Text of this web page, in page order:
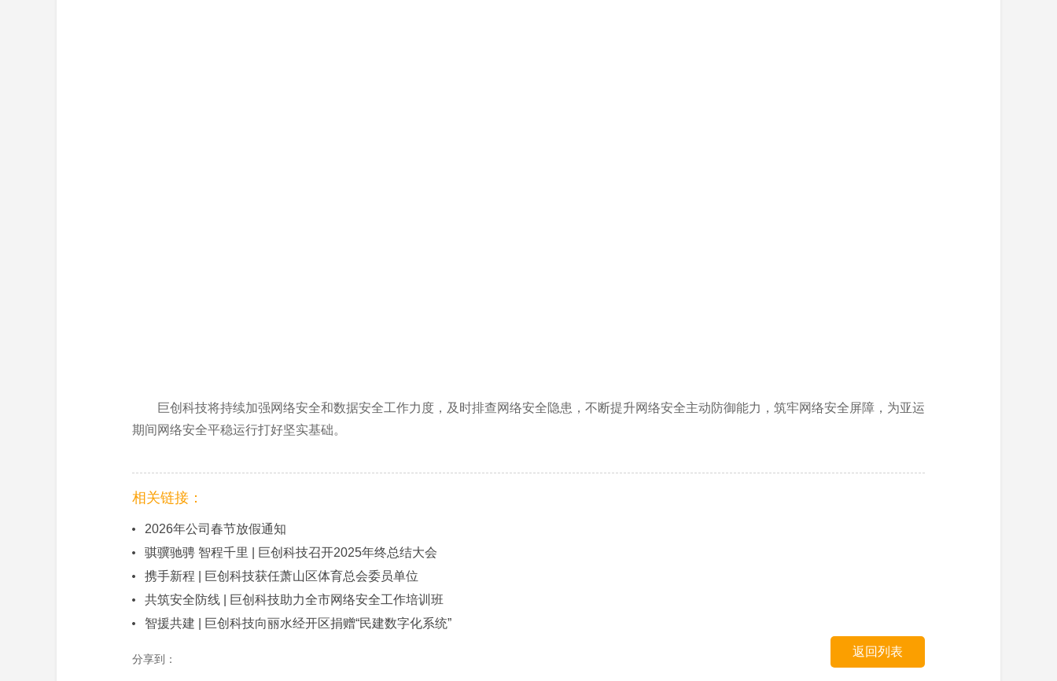
巨创科技将持续加强网络安全和数据安全工作力度，及时排查网络安全隐患，不断提升网络安全主动防御能力，筑牢网络安全屏障，为亚运
期间网络安全平稳运行打好坚实基础。
相关链接：
2026年公司春节放假通知
骐骥驰骋 智程千里 | 巨创科技召开2025年终总结大会
携手新程 | 巨创科技获任萧山区体育总会委员单位
共筑安全防线 | 巨创科技助力全市网络安全工作培训班
智援共建 | 巨创科技向丽水经开区捐赠“民建数字化系统”
分享到：
返回列表